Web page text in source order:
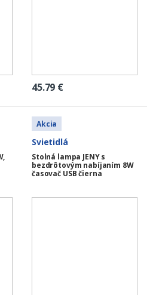
45.79 €
Akcia
Svietidlá
Stolná lampa JENY s
bezdrôtovým nabíjaním 8W
časovač USB čierna